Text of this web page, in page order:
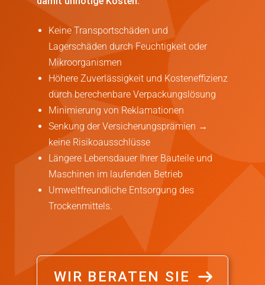
Keine Transportschäden und
Lagerschäden durch Feuchtigkeit oder
Mikroorganismen
Höhere Zuverlässigkeit und Kosteneffizienz
durch berechenbare Verpackungslösung
Minimierung von Reklamationen
Senkung der Versicherungsprämien →
keine Risikoausschlüsse
Längere Lebensdauer Ihrer Bauteile und
Maschinen im laufenden Betrieb
Umweltfreundliche Entsorgung des
Trockenmittels.
WIR BERATEN SIE